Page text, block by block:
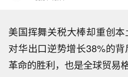
美国挥舞关税大棒却重创
对华出口逆势增长38%的
革命的胜利，也是全球贸易